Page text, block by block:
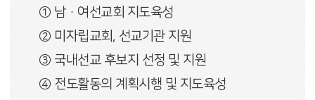
① 남·여선교회 지도육성
② 미자립교회, 선교기관 지원
③ 국내선교 후보지 선정 및 지원
④ 전도활동의 계획시행 및 지도육성